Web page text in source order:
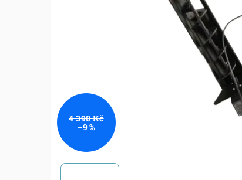
4 390 Kč
–9 %